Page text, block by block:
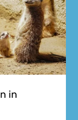
in